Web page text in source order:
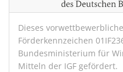
Dieses
Förderkennzeichen
Bundesministerium für
Mitteln der IGF gefördert.